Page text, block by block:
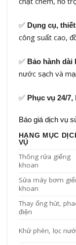
✅ Dụng cụ,
công suất cao,
✅ Bảo hành dài
nước sạch và
✅ Phục vụ 24/
Báo giá dịch vụ
HẠNG MỤC
VỤ
Thông rửa giếng
khoan
Sửa máy bơm
khoan
Thay ống hút,
điện
Khử phèn, lọc